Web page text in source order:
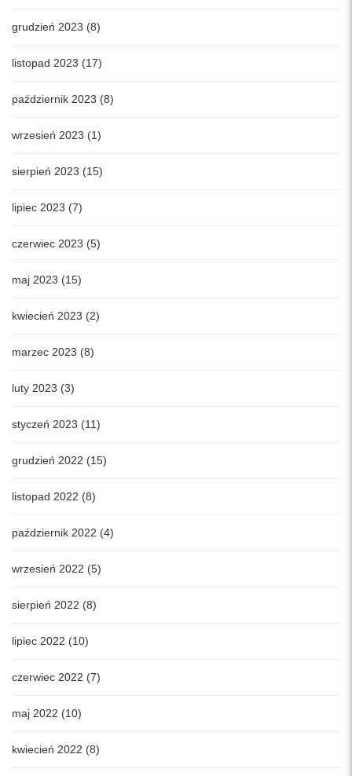
grudzień 2023 (8)
listopad 2023 (17)
październik 2023 (8)
wrzesień 2023 (1)
sierpień 2023 (15)
lipiec 2023 (7)
czerwiec 2023 (5)
maj 2023 (15)
kwiecień 2023 (2)
marzec 2023 (8)
luty 2023 (3)
styczeń 2023 (11)
grudzień 2022 (15)
listopad 2022 (8)
październik 2022 (4)
wrzesień 2022 (5)
sierpień 2022 (8)
lipiec 2022 (10)
czerwiec 2022 (7)
maj 2022 (10)
kwiecień 2022 (8)